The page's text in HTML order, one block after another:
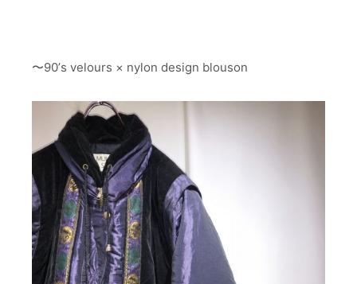
〜90’s velours × nylon design blouson